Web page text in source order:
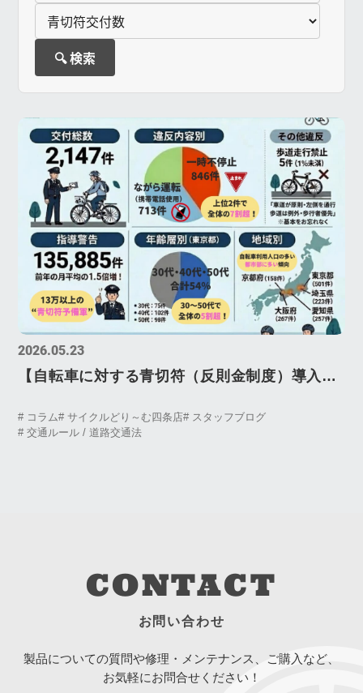
2026.05.23
【自転車に対する青切符（反則金制度）導入】
不停止」と「ながら運転」で7割超。
# コラム# サイクルどり～む四条店# スタッフブログ
# 交通ルール / 道路交通法
CONTACT
お問い合わせ
製品についての質問や修理・メンテナンス、ご購入など、
お気軽にお問合せください！